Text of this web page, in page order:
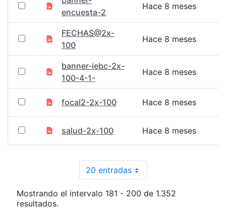
encuesta-2
Hace 8 meses
FECHAS@2x-
100
Hace 8 meses
banner-iebc-2x-
100-4-1-
Hace 8 meses
focal2-2x-100 Hace 8 meses
salud-2x-100 Hace 8 meses
20 entradasPor página
Mostrando el intervalo 181 - 200 de 1.352
resultados.